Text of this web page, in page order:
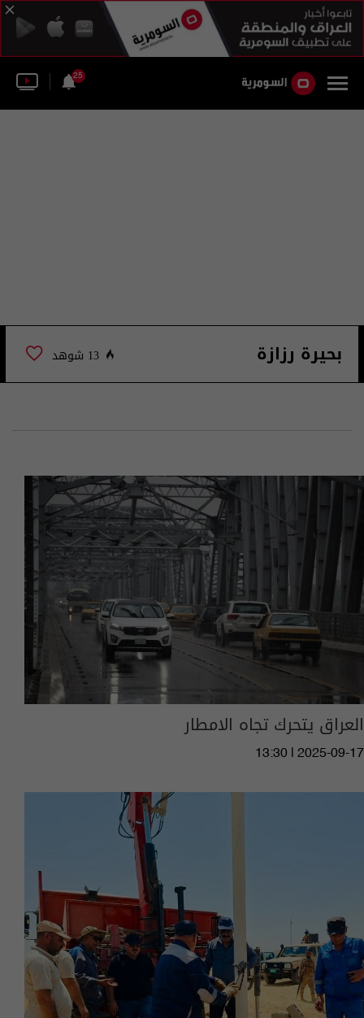
25
بحيرة رزازة 13 شوهد
العراق يتحرك تجاه الامطار
13:30 | 2025-09-17